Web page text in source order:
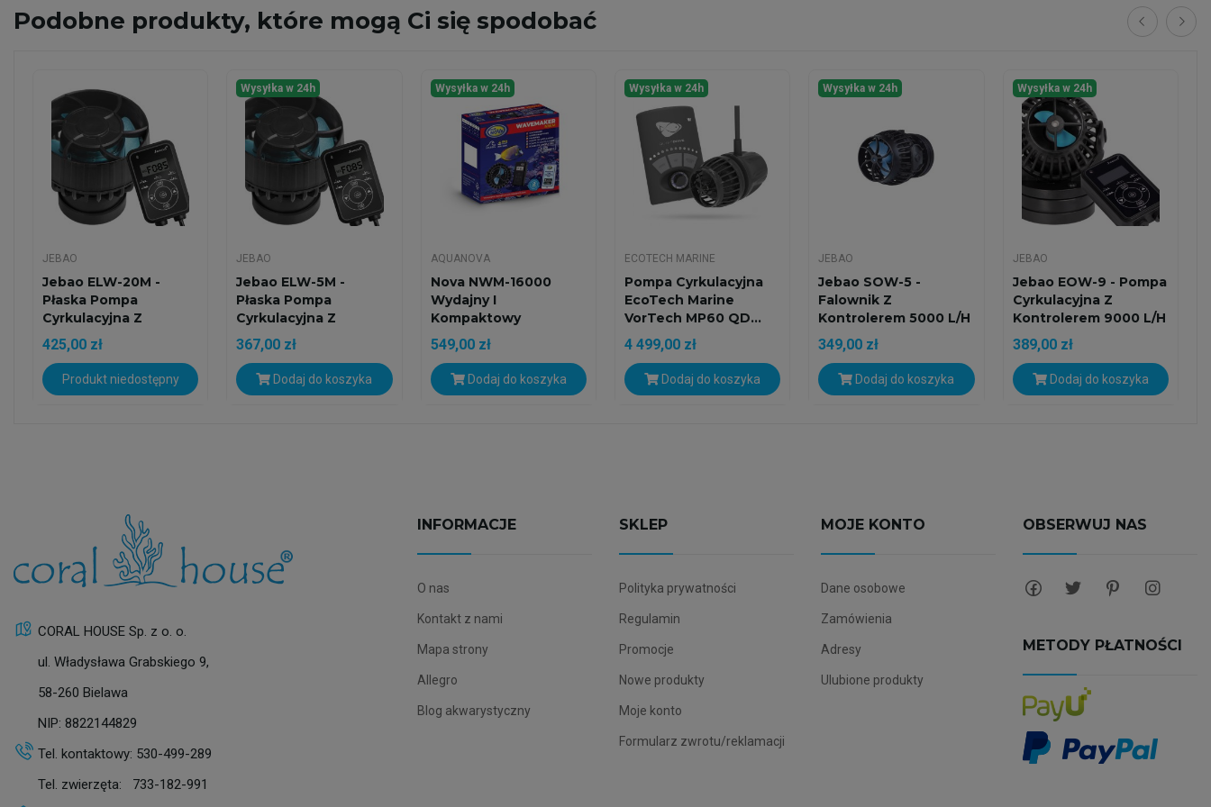
Podobne produkty, które mogą Ci się spodobać
JEBAO
Jebao ELW-20M -
Płaska Pompa
Cyrkulacyjna Z
Kontrolerem I...
425,00 zł
Produkt niedostępny
Wysyłka w 24h
JEBAO
Jebao ELW-5M -
Płaska Pompa
Cyrkulacyjna Z
Kontrolerem I...
367,00 zł
Dodaj do koszyka
Wysyłka w 24h
AQUANOVA
Nova NWM-16000
Wydajny I
Kompaktowy
Cyrkulator Do
Akwarium
549,00 zł
Dodaj do koszyka
Wysyłka w 24h
ECOTECH MARINE
Pompa Cyrkulacyjna
EcoTech Marine
VorTech MP60 QD...
4 499,00 zł
Dodaj do koszyka
Wysyłka w 24h
JEBAO
Jebao SOW-5 -
Falownik Z
Kontrolerem 5000 L/h
349,00 zł
Dodaj do koszyka
Wysyłka w 24h
JEBAO
Jebao EOW-9 - Pompa
Cyrkulacyjna Z
Kontrolerem 9000 L/h
389,00 zł
Dodaj do koszyka
CORAL HOUSE Sp. z o. o.
ul. Władysława Grabskiego 9,
58-260 Bielawa
NIP: 8822144829
Tel. kontaktowy: 530-499-289
Tel. zwierzęta: 733-182-991
INFORMACJE
O nas
Kontakt z nami
Mapa strony
Allegro
Blog akwarystyczny
SKLEP
Polityka prywatności
Regulamin
Promocje
Nowe produkty
Moje konto
Formularz zwrotu/reklamacji
MOJE KONTO
Dane osobowe
Zamówienia
Adresy
Ulubione produkty
OBSERWUJ NAS
METODY PŁATNOŚCI